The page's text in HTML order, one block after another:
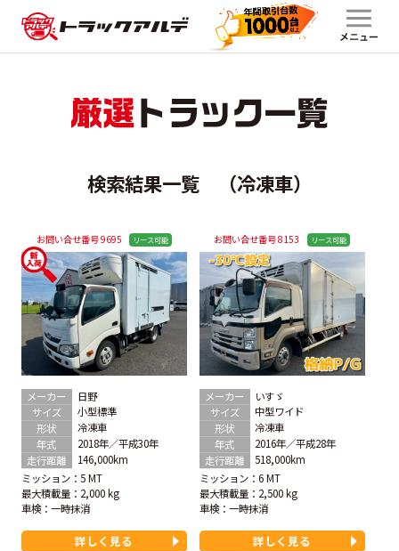
検索結果一覧 （冷凍車）
お問い合せ番号 9695
メーカー
日野
サイズ
小型標準
形状
冷凍車
年式
2018年／平成30年
走行距離
146,000km
ミッション：5 MT
最大積載量：2,000 kg
車検： 一時抹消
詳しく見る
お問い合せ番号 8153
メーカー
いすゞ
サイズ
中型ワイド
形状
冷凍車
年式
2016年／平成28年
走行距離
518,000km
ミッション：6 MT
最大積載量：2,500 kg
車検： 一時抹消
詳しく見る